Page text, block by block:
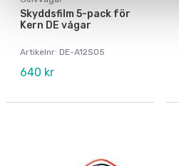
Skyddsfilm 5-pack för
Kern DE vågar
Artikelnr: DE-A12S05
640 kr